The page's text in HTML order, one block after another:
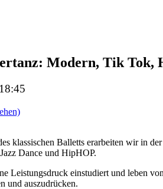
Modern, Tik Tok,
18:45
klassischen Balletts erarbeiten wir in
Dance und HipHOP.
Leistungsdruck einstudiert und leben
und auszudrücken.